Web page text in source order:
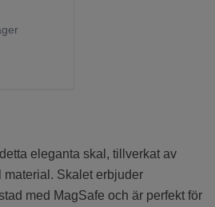
eleganta skal, tillverkat av
Skalet erbjuder
med MagSafe och är perfekt för